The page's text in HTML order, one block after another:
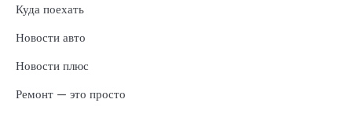
Куда поехать
Новости авто
Новости плюс
Ремонт — это просто